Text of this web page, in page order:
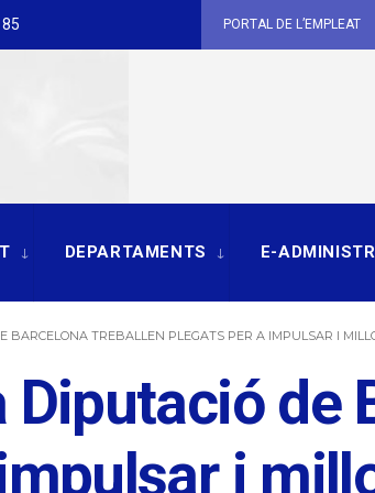
PORTAL DE L’EMPLEAT
DEPARTAMENTS E-
BARCELONA TREBALLEN PLEGATS PER A IMPULSAR I
Diputació de
i